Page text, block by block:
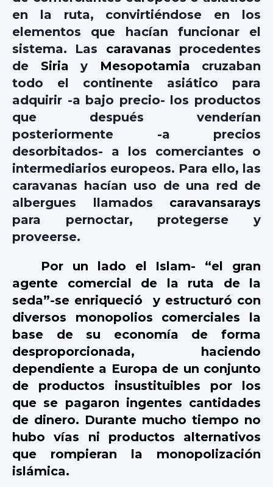
en la ruta, convirtiéndose en los
elementos que hacían funcionar el
sistema. Las caravanas procedentes
de Siria y Mesopotamia cruzaban
todo el continente asiático para
adquirir -a bajo precio- los productos
que después venderían
posteriormente -a precios
desorbitados- a los comerciantes o
intermediarios europeos. Para ello, las
caravanas hacían uso de una red de
albergues llamados caravansarays
para pernoctar, protegerse y
proveerse.
Por un lado el Islam- “el gran
agente comercial de la ruta de la
seda”-se enriqueció
y estructuró con
diversos monopolios comerciales la
base de su economía de forma
desproporcionada,
haciendo
dependiente a Europa de un conjunto
de productos insustituibles por los
que se pagaron ingentes cantidades
de dinero. Durante mucho tiempo no
hubo vías ni productos alternativos
que rompieran la monopolización
islámica.